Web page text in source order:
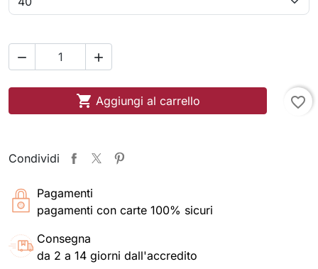
 
 Aggiungi al carrello favorite_border
Condividi
Pagamenti
pagamenti con carte 100% sicuri
Consegna
da 2 a 14 giorni dall'accredito